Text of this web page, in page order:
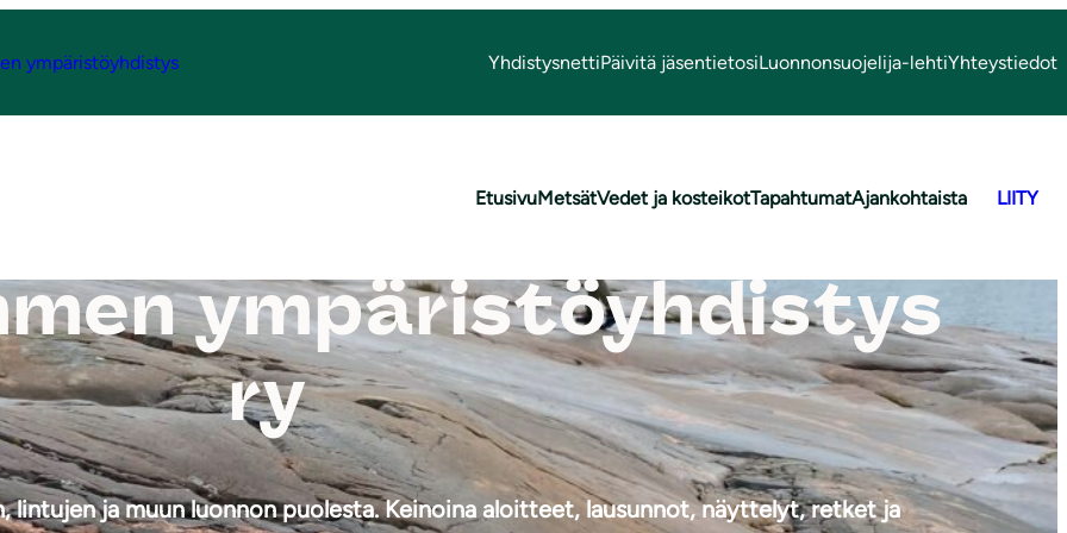
ympäristöyhdistys YhdistysnettiPäivitä jäsentietosiLuonnonsuojelija-lehtiYhteystiedot
EtusivuMetsätVedet ja kosteikotTapahtumatAjankohtaista LIITY
ympäristöyhdistys
ry
lintujen ja muun luonnon puolesta. Keinoina aloitteet, lausunnot, näyttelyt, retket ja